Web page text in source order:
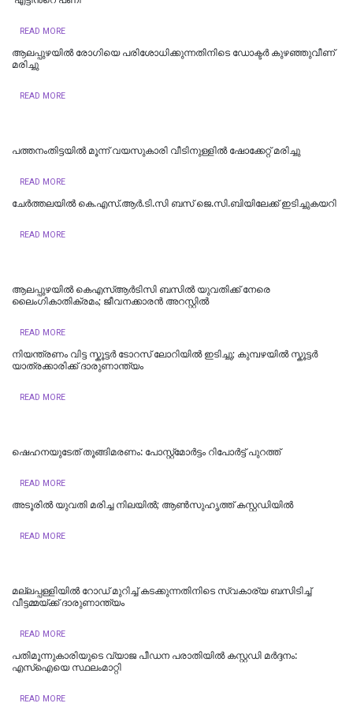
READ MORE
ആലപ്പുഴയിൽ രോഗിയെ പരിശോധിക്കുന്നതിനിടെ ഡോക്ടർ കുഴഞ്ഞുവീണ്
മരിച്ചു
READ MORE
പത്തനംതിട്ടയില്‍ മൂന്ന് വയസുകാരി വീടിനുള്ളില്‍ ഷോക്കേറ്റ് മരിച്ചു
READ MORE
ചേർത്തലയിൽ കെ.എസ്.ആർ.ടി.സി ബസ് ജെ.സി.ബിയിലേക്ക് ഇടിച്ചുകയറി
READ MORE
ആലപ്പുഴയിൽ കെഎസ്ആർടിസി ബസിൽ യുവതിക്ക് നേരെ
ലൈംഗികാതിക്രമം; ജീവനക്കാരൻ അറസ്റ്റിൽ
READ MORE
നിയന്ത്രണം വിട്ട സ്കൂട്ടർ ടോറസ് ലോറിയിൽ ഇടിച്ചു; കുമ്പഴയിൽ സ്കൂട്ടർ
യാത്രക്കാരിക്ക് ദാരുണാന്ത്യം
READ MORE
ഷെഹനയുടേത് തൂങ്ങിമരണം: പോസ്റ്റ്‌മോര്‍ട്ടം റിപോര്‍ട്ട് പുറത്ത്
READ MORE
അടൂരില്‍ യുവതി മരിച്ച നിലയിൽ; ആണ്‍സുഹൃത്ത് കസ്റ്റഡിയില്‍
READ MORE
മല്ലപ്പള്ളിയിൽ റോ​ഡ് മു​റി​ച്ച് ക​ട​ക്കു​ന്ന​തി​നി​ടെ സ്വകാര്യ ബസിടിച്ച്
വീട്ടമ്മയ്ക്ക് ദാരുണാന്ത്യം
READ MORE
പതിമൂന്നുകാരിയുടെ വ്യാജ പീഡന പരാതിയില്‍ കസ്റ്റഡി മര്‍ദ്ദനം:
എസ്‌ഐയെ സ്ഥലംമാറ്റി
READ MORE